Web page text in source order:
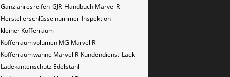
Ganzjahresreifen GJR Handbuch Marvel R
Herstellerschlüsselnummer Inspektion
kleiner Kofferraum
Kofferraumvolumen MG Marvel R
Kofferraumwanne Marvel R Kundendienst Lack
Ladekantenschutz Edelstahl